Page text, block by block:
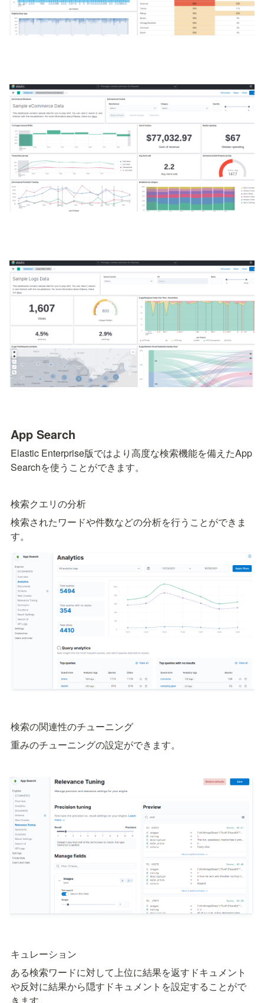
App Search
Elastic Enterprise版ではより高度な検索機能を備えたApp
Searchを使うことができます。
検索クエリの分析
検索されたワードや件数などの分析を行うことができま
す。
検索の関連性のチューニング
重みのチューニングの設定ができます。
キュレーション
ある検索ワードに対して上位に結果を返すドキュメント
や反対に結果から隠すドキュメントを設定することがで